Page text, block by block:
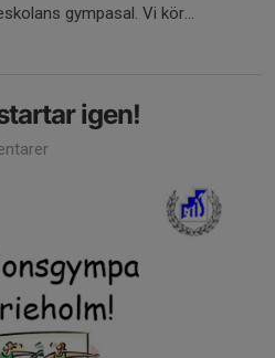
gympasal. Vi kör...
igen!